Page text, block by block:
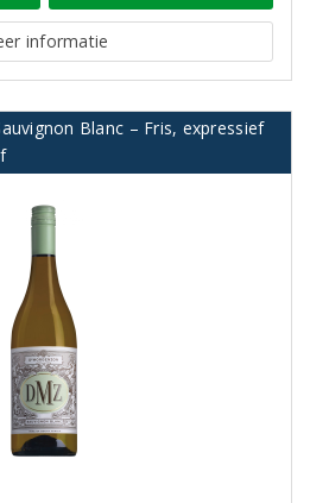
informatie
Blanc – Fris, expressief